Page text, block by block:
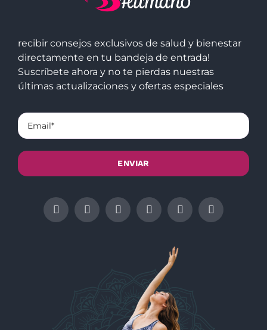
recibir consejos exclusivos de salud y bienestar
directamente en tu bandeja de entrada!
Suscríbete ahora y no te pierdas nuestras
últimas actualizaciones y ofertas especiales